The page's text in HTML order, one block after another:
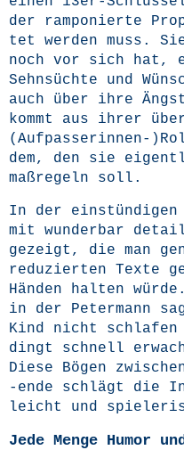
der ram­po­nier­te
tet wer­den muss.
noch vor sich hat,
Sehn­süch­te und
auch über ihre
kommt aus ihrer
(Aufpasserinnen-
dem, den sie
maß­re­geln soll.
In der
mit wun­der­bar
gezeigt, die man
redu­zier­ten Tex­te
Hän­den hal­ten
in der Peter­mann
Kind nicht
dingt schnell
Die­se Bögen
‑ende schlägt die
leicht und
Jede Menge Humor